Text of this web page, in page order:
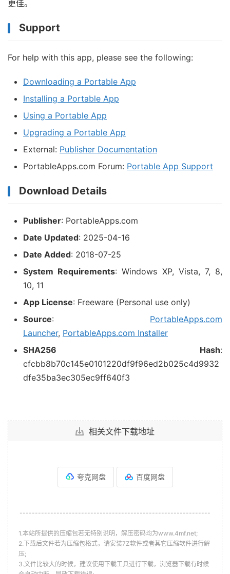
更佳。
Support
For help with this app, please see the following:
Downloading a Portable App
Installing a Portable App
Using a Portable App
Upgrading a Portable App
External: Publisher Documentation
PortableApps.com Forum: Portable App Support
Download Details
Publisher: PortableApps.com
Date Updated: 2025-04-16
Date Added: 2018-07-25
System Requirements: Windows XP, Vista, 7, 8,
10, 11
App License: Freeware (Personal use only)
Source: PortableApps.com
Launcher, PortableApps.com Installer
SHA256 Hash:
cfcbb8b70c145e0101220df9f96ed2b025c4d9932
dfe35ba3ec305ec9ff640f3
相关文件下载地址
夸克网盘 百度网盘
--------------------------------------------------------------
1.本站所提供的压缩包若无特别说明，解压密码均为www.4mf.net;
2.下载后文件若为压缩包格式，请安装7Z软件或者其它压缩软件进行解
压;
3.文件比较大的时候，建议使用下载工具进行下载，浏览器下载有时候